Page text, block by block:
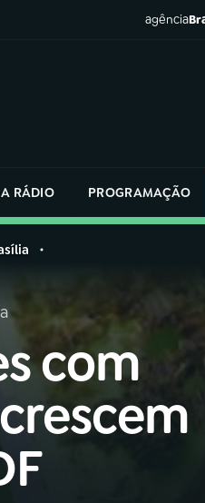
agência
A RÁDIO PROGRAMAÇÃO
Buscar
com